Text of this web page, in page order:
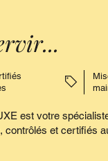
est votre
contrôlés et certifiés